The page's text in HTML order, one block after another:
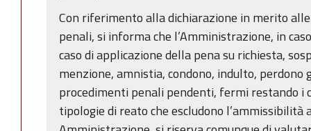
Con riferimento alla dichiarazione in merito
penali, si informa che l’Amministrazione, in
caso di applicazione della pena su richiesta,
menzione, amnistia, condono, indulto, perdono
procedimenti penali pendenti, fermi restando i
tipologie di reato che escludono l’ammissibilità